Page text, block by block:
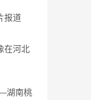
报道
在河北
湖南桃